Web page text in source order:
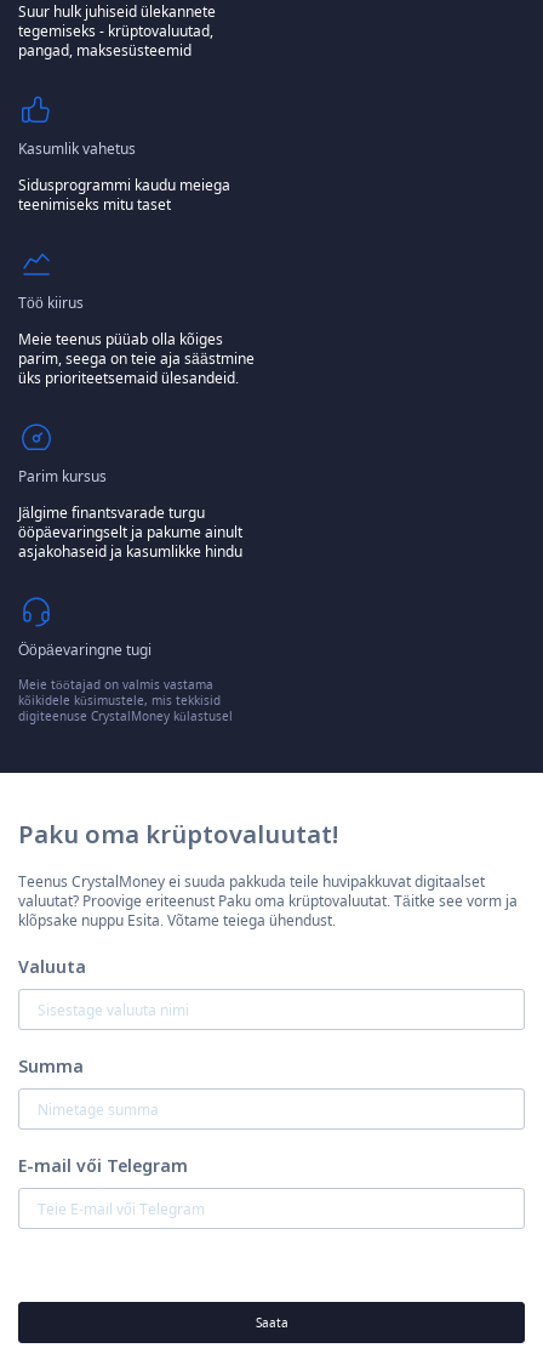
Suur hulk juhiseid ülekannete
tegemiseks - krüptovaluutad,
pangad, maksesüsteemid
Kasumlik vahetus
Sidusprogrammi kaudu meiega
teenimiseks mitu taset
Töö kiirus
Meie teenus püüab olla kõiges
parim, seega on teie aja säästmine
üks prioriteetsemaid ülesandeid.
Parim kursus
Jälgime finantsvarade turgu
ööpäevaringselt ja pakume ainult
asjakohaseid ja kasumlikke hindu
Ööpäevaringne tugi
Meie töötajad on valmis vastama
kõikidele küsimustele, mis tekkisid
digiteenuse CrystalMoney külastusel
Paku oma krüptovaluutat!
Teenus CrystalMoney ei suuda pakkuda teile huvipakkuvat digitaalset
valuutat? Proovige eriteenust Paku oma krüptovaluutat. Täitke see vorm ja
klõpsake nuppu Esita. Võtame teiega ühendust.
Valuuta
Summa
E-mail vői Telegram
Saata